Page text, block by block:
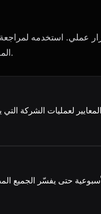
المخاطر مبكرًا، واختيار الخطوة التالية بوضوح أكبر.